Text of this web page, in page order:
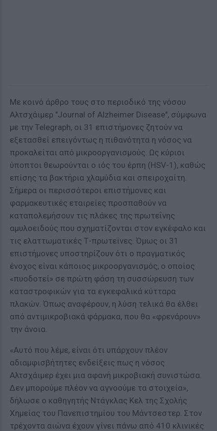
Με κοινό άρθρο τους στο περιοδικό της νόσου
Αλτσχάιμερ "Journal of Alzheimer Disease", σύμφωνα
με την Telegraph, οι 31 επιστήμονες ζητούν να
εξετασθεί επειγόντως η πιθανότητα η νόσος να
προκαλείται από μικροοργανισμούς. Ως κύριοι
ύποπτοι θεωρούνται ο ιός του έρπη (HSV-1), καθώς
επίσης τα βακτήρια χλαμύδια και σπειροχαίτη.
Σήμερα οι περισσότεροι επιστήμονες και
φαρμακευτικές εταιρείες προσπαθούν να
καταπολεμήσουν τις πλάκες της πρωτεΐνης
αμυλοειδούς που σχηματίζονται στον εγκέφαλο και
τις ελαττωματικές Τ-πρωτεϊνες. Όμως οι 31
επιστήμονες υποστηρίζουν ότι ο πραγματικός
ένοχος είναι κάποιος μικροοργανισμός, ο οποίος
«πυοδοτεί» σε πρώτη φάση τη συσσώρευση των
καταστροφικών για τα εγκεφαλικά κύτταρα
πλακών. Όπως αναφέρουν, η λύση τελικά θα έλθει
από αντιμικροβιακά φάρμακα, που θα «φρενάρουν»
την άνοια.
«Αυτό που λέμε, είναι ότι υπάρχουν πλέον
αδιαμφισβήτητες ενδείξεις πως η νόσος
Αλτσχάιμερ έχει μια αφανή μικροβιακή συνιστώσα.
Δεν μπορούμε πλέον να αγνοούμε τα στοιχεία»,
δήλωσε ο καθηγητής Ντάγκλας Κελ της Σχολής
Χημείας του Πανεπιστημίου του Μάντσεστερ. Στον
τρέχοντα αιώνα έχουν γίνει πάνω από 410 κλινικές